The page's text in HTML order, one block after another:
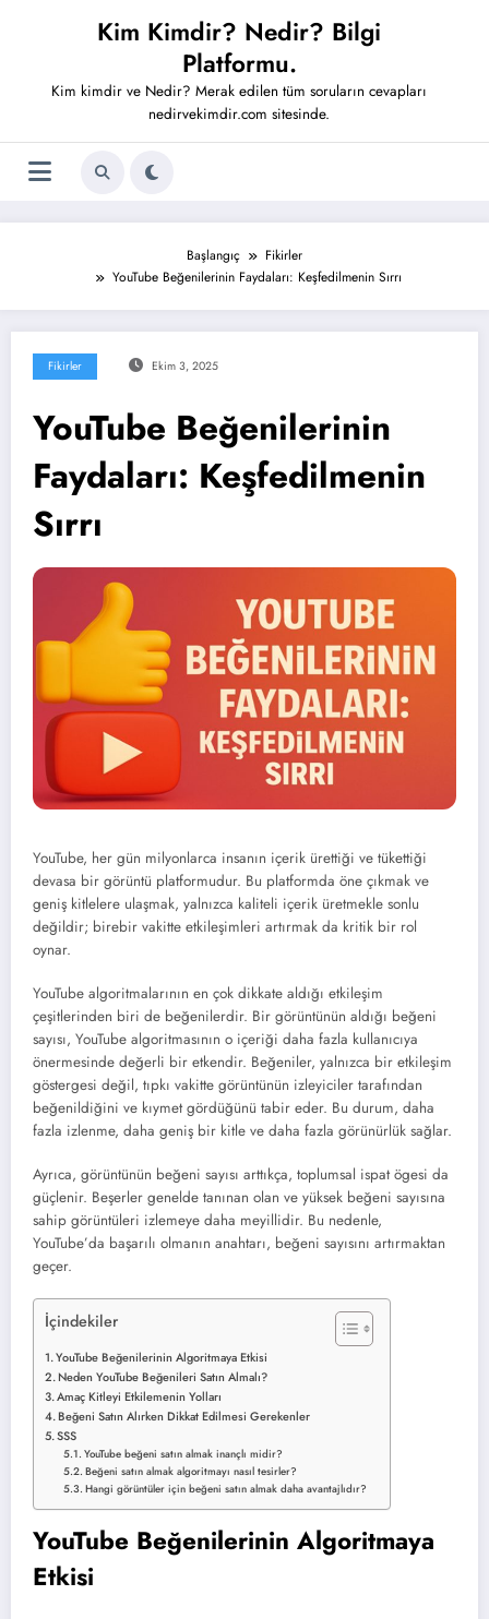
Kim Kimdir? Nedir? Bilgi
Platformu.
Kim kimdir ve Nedir? Merak edilen tüm soruların cevapları
nedirvekimdir.com sitesinde.
Başlangıç
Fikirler
YouTube Beğenilerinin Faydaları: Keşfedilmenin Sırrı
Fikirler Ekim 3, 2025
YouTube Beğenilerinin
Faydaları: Keşfedilmenin
Sırrı
YouTube, her gün milyonlarca insanın içerik ürettiği ve tükettiği
devasa bir görüntü platformudur. Bu platformda öne çıkmak ve
geniş kitlelere ulaşmak, yalnızca kaliteli içerik üretmekle sonlu
değildir; birebir vakitte etkileşimleri artırmak da kritik bir rol
oynar.
YouTube algoritmalarının en çok dikkate aldığı etkileşim
çeşitlerinden biri de beğenilerdir. Bir görüntünün aldığı beğeni
sayısı, YouTube algoritmasının o içeriği daha fazla kullanıcıya
önermesinde değerli bir etkendir. Beğeniler, yalnızca bir etkileşim
göstergesi değil, tıpkı vakitte görüntünün izleyiciler tarafından
beğenildiğini ve kıymet gördüğünü tabir eder. Bu durum, daha
fazla izlenme, daha geniş bir kitle ve daha fazla görünürlük sağlar.
Ayrıca, görüntünün beğeni sayısı arttıkça, toplumsal ispat ögesi da
güçlenir. Beşerler genelde tanınan olan ve yüksek beğeni sayısına
sahip görüntüleri izlemeye daha meyillidir. Bu nedenle,
YouTube’da başarılı olmanın anahtarı, beğeni sayısını artırmaktan
geçer.
İçindekiler
YouTube Beğenilerinin Algoritmaya Etkisi
Neden YouTube Beğenileri Satın Almalı?
Amaç Kitleyi Etkilemenin Yolları
Beğeni Satın Alırken Dikkat Edilmesi Gerekenler
SSS
YouTube beğeni satın almak inançlı midir?
Beğeni satın almak algoritmayı nasıl tesirler?
Hangi görüntüler için beğeni satın almak daha avantajlıdır?
YouTube Beğenilerinin Algoritmaya
Etkisi